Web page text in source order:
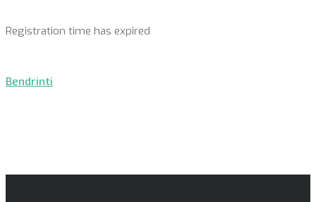
Registration time has expired
Bendrinti